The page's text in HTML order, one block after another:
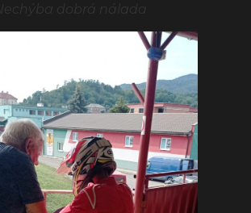
Nechýba dobrá nálada